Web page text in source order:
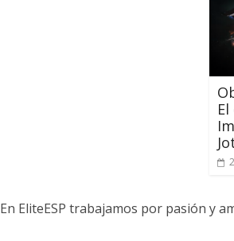
En EliteESP trabajamos por pasión y